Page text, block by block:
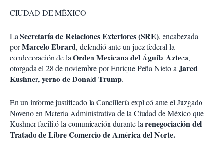
CIUDAD DE MÉXICO
LaSecretaría de Relaciones Exteriores (SRE), encabezada
porMarcelo Ebrard, defendió ante un juez federal la
condecoración de laOrden Mexicana del Águila Azteca,
otorgada el 28 de noviembre por Enrique Peña Nieto aJared
Kushner, yerno de Donald Trump.
En un informe justificado la Cancillería explicó ante el Juzgado
Noveno en Materia Administrativa de la Ciudad de México que
Kushner facilitó la comunicación durante larenegociación del
Tratado de Libre Comercio de América del Norte.